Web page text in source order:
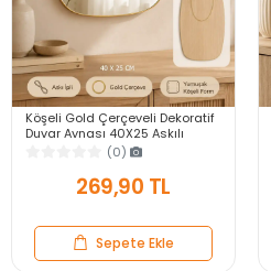
Köşeli Gold Çerçeveli Dekoratif
Duvar Aynası 40X25 Askılı
Modern Salon Antre Banyo
Yatak Odası Ayna
(0)
269,90 TL
Sepete Ekle